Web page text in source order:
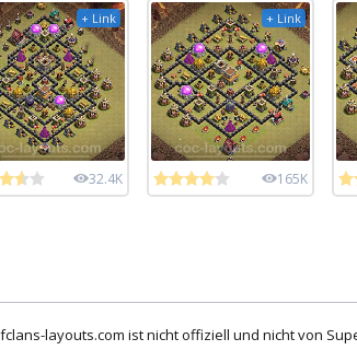
+ Link
32.4K
+ Link
165K
layouts.com ist nicht offiziell und nicht von